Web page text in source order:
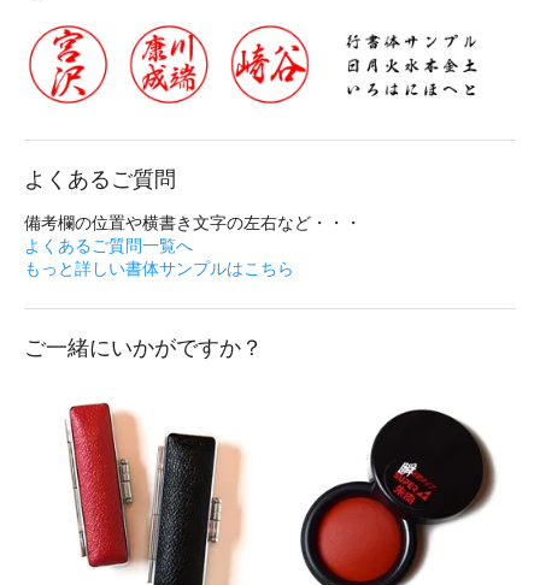
よくあるご質問
備考欄の位置や横書き文字の左右など・・・
よくあるご質問一覧へ
もっと詳しい書体サンプルはこちら
ご一緒にいかがですか？